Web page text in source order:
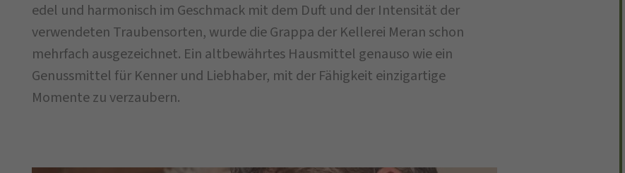
edel und harmonisch im Geschmack mit dem Duft und der Intensität der
verwendeten Traubensorten, wurde die Grappa der Kellerei Meran schon
mehrfach ausgezeichnet. Ein altbewährtes Hausmittel genauso wie ein
Genussmittel für Kenner und Liebhaber, mit der Fähigkeit einzigartige
Momente zu verzaubern.